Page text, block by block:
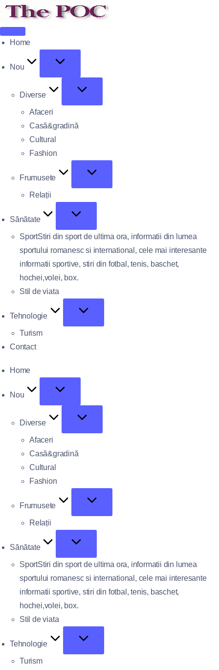
Home
Nou
Diverse
Afaceri
Casă&gradină
Cultural
Fashion
Frumusete
Relații
Sănătate
SportStiri din sport de ultima ora, informatii din lumea
sportului romanesc si international, cele mai interesante
informatii sportive, stiri din fotbal, tenis, baschet,
hochei,volei, box.
Stil de viata
Tehnologie
Turism
Contact
Home
Nou
Diverse
Afaceri
Casă&gradină
Cultural
Fashion
Frumusete
Relații
Sănătate
SportStiri din sport de ultima ora, informatii din lumea
sportului romanesc si international, cele mai interesante
informatii sportive, stiri din fotbal, tenis, baschet,
hochei,volei, box.
Stil de viata
Tehnologie
Turism